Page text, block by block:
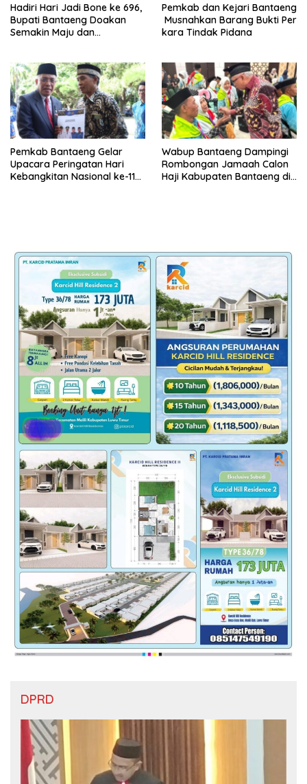
Hadiri Hari Jadi Bone ke 696,
Bupati Bantaeng Doakan
Semakin Maju dan
Pemkab dan Kejari Bantaeng
Musnahkan Barang Bukti Per
kara Tindak Pidana
Pemkab Bantaeng Gelar
Upacara Peringatan Hari
Kebangkitan Nasional ke-118
Wabup Bantaeng Dampingi
Rombongan Jamaah Calon
Haji Kabupaten Bantaeng di
DPRD